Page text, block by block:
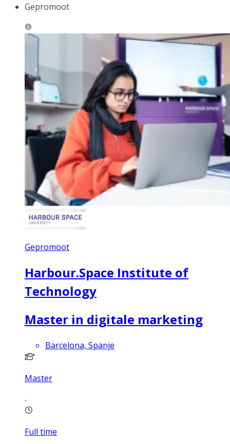
Gepromoot
Gepromoot
Harbour.Space Institute of
Technology
Master in digitale marketing
Barcelona, Spanje
Master
Full time